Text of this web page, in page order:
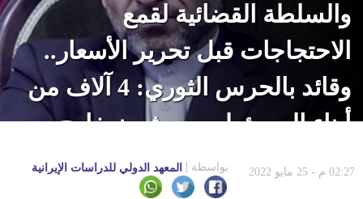
والسلطة القضائية لقمع
الاحتجاجات قبل تحرير الأسعار..
وقائد بالحرس الثوري: 4 آلاف من
أبناء المسؤولين يعيشون خارج
02:27 م - 25 مايو 2022 بواسطة المعهد الدولي للدراسات الإيرانية